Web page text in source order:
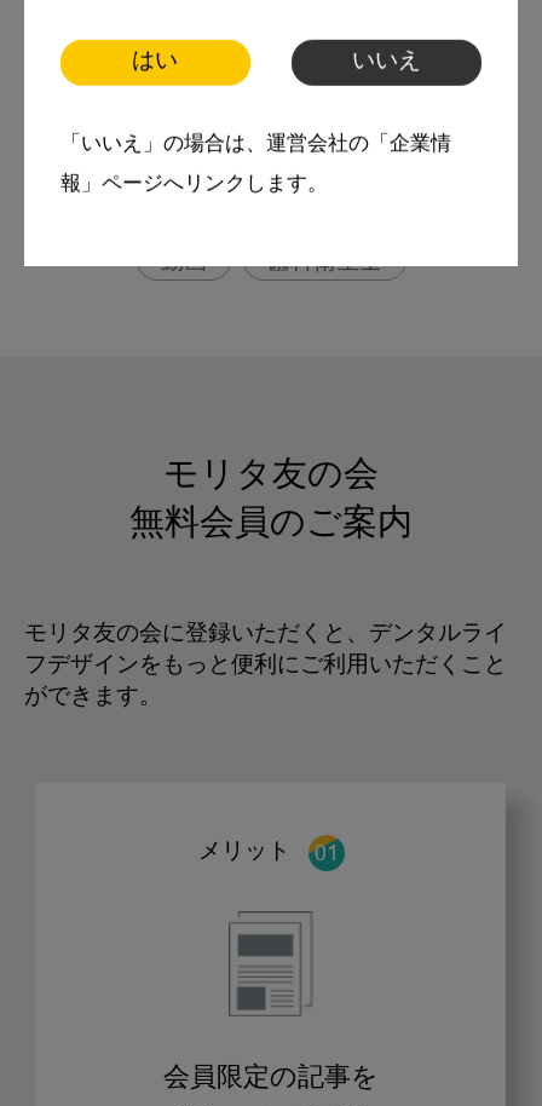
はい いいえ
「いいえ」の場合は、運営会社の「企業情
報」ページへリンクします。
質問TOP3
お悩み相談室
動画 歯科衛生士
モリタ友の会
無料会員のご案内
モリタ友の会に登録いただくと、デンタルライ
フデザインをもっと便利にご利用いただくこと
ができます。
メリット
会員限定の記事を